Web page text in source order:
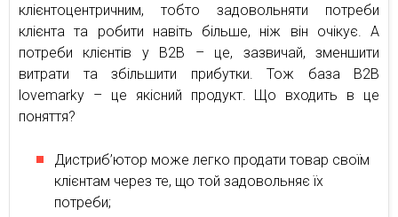
клієнтоцентричним, тобто задовольняти потреби
клієнта та робити навіть більше, ніж він очікує. А
потреби клієнтів у B2B – це, зазвичай, зменшити
витрати та збільшити прибутки. Тож база B2B
lovemarkу – це якісний продукт. Що входить в це
поняття?
Дистриб’ютор може легко продати товар своїм
клієнтам через те, що той задовольняє їх
потреби;